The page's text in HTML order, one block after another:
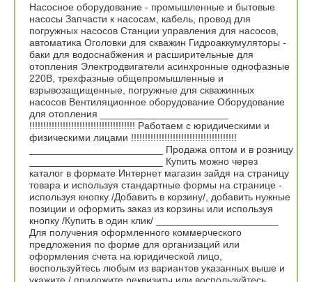
Насосное оборудование - промышленные и бытовые
насосы Запчасти к насосам, кабель, провод для
погружных насосов Станции управления для насосов,
автоматика Оголовки для скважин Гидроаккумуляторы -
баки для водоснабжения и расширительные для
отопления Электродвигатели асинхронные однофазные
220В, трехфазные общепромышленные и
взрывозащищенные, погружные для скважинных
насосов Вентиляционное оборудование Оборудование
для отопления _______________________
!!!!!!!!!!!!!!!!!!!!!!!!!!!!!!!!!!!!!! Работаем с юридическими и
физическими лицами !!!!!!!!!!!!!!!!!!!!!!!!!!!!!!!!!!!!!!
________________________ Продажа оптом и в розницу
________________________ Купить можно через
каталог в формате Интернет магазин зайдя на страницу
товара и используя стандартные формы на странице -
используя кнопку /Добавить в корзину/, добавить нужные
позиции и оформить заказ из корзины или используя
кнопку /Купить в один клик/ ______________________
Для получения оформленного коммерческого
предложения по форме для организаций или
оформления счета на юридической лицо,
воспользуйтесь любым из вариантов указанных выше и
укажите / приложите реквизиты или воспользуйтесь